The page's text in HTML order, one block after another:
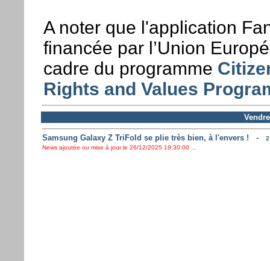
A noter que l'application
financée par l’Union
cadre du programme
Rights and Values
Samsung Galaxy Z TriFold se plie très bien, à l'envers ! -
News ajoutée ou mise à jour le 26/12/2025 19:30:00 ...